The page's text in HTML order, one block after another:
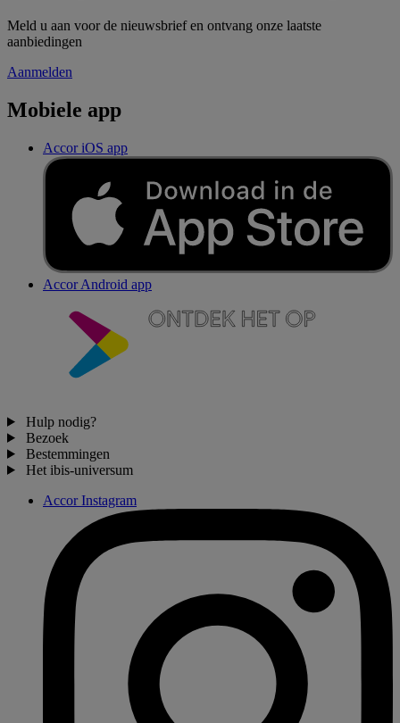
Meld u aan voor de nieuwsbrief en ontvang onze laatste
aanbiedingen
Aanmelden
Mobiele app
Accor iOS app
Accor Android app
Hulp nodig?
Bezoek
Bestemmingen
Het ibis-universum
Accor Instagram